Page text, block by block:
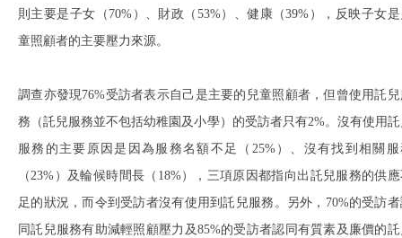
則主要是子女（70%）、財政（53%）、健康（39%），反映子女
童照顧者的主要壓力來源。
調查亦發現76%受訪者表示自己是主要的兒童照顧者，但曾使用託
務（託兒服務並不包括幼稚園及小學）的受訪者只有2%。沒有使用
服務的主要原因是因為服務名額不足（25%）、沒有找到相關服
（23%）及輪候時間長（18%），三項原因都指向出託兒服務的供
足的狀況，而令到受訪者沒有使用到託兒服務。另外，70%的受訪
同託兒服務有助減輕照顧壓力及85%的受訪者認同有質素及廉價的